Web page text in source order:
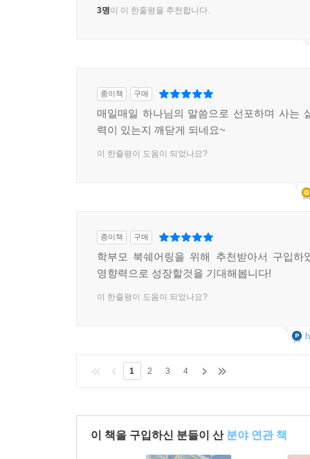
3명이 이 한줄평을 추천합니다.
종이책 구매
매일매일 하나님의 말씀으로 선포하며 사는
력이 있는지 깨닫게 되네요~
이 한줄평이 도움이 되었나요?
종이책 구매
학부모 북쉐어링을 위해 추천받아서 구입하
영향력으로 성장할것을 기대해봅니다!
이 한줄평이 도움이 되었나요?
1 2 3 4
이 책을 구입하신 분들이 산 분야 연관 책